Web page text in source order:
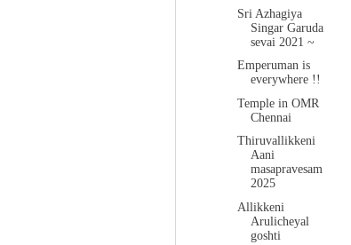
Sri Azhagiya
Singar Garuda
sevai 2021 ~
Emperuman is
everywhere !!
Temple in OMR
Chennai
Thiruvallikkeni
Aani
masapravesam
2025
Allikkeni
Arulicheyal
goshti